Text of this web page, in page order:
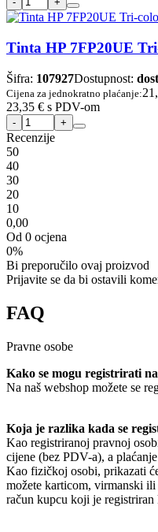
Tinta HP 7FP20UE
Šifra: 107927Dostupnost:
Cijena za jednokratno plaćanje:
23,35 € s PDV-om
Recenzije
50
40
30
20
10
0,00
Od 0 ocjena
0%
Bi preporučilo ovaj proizvod
Prijavite se da bi ostavili
FAQ
Pravne osobe
Kako se mogu registrirati
Na naš webshop možete se
Koja je razlika kada se
Kao registriranoj pravnoj
cijene (bez PDV-a), a
Kao fizičkoj osobi, prikazati
možete karticom, virmanski
račun kupcu koji je registriran